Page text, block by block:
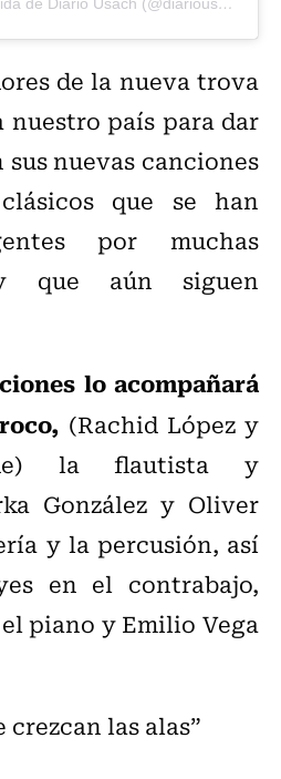
de la nueva trova
nuestro país para dar
nuevas canciones
que se han
por muchas
y que aún siguen
lo acompañará
(Rachid López y
la flautista y
González y Oliver
y la percusión, así
en el contrabajo,
piano y Emilio Vega
las alas”